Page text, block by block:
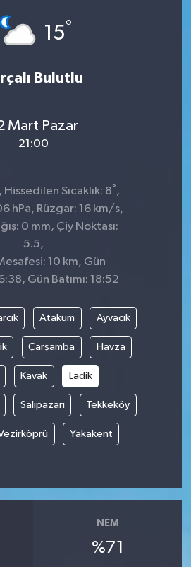
15°
Bulutlu
Mart Pazar
21:00
Hissedilen Sıcaklık: 8° ,
hPa, Rüzgar: 16 km/s,
0 mm, Çiy Noktası:
5.5,
10 km, Gün
Gün Batımı: 18:52
Atakum Ayvacık
Çarşamba Havza
Kavak Ladik
Salıpazarı Tekkeköy
Yakakent
NEM
%71